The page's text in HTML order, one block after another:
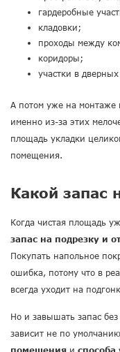
гардеробные
кладовки;
проходы между
коридоры;
участки в
А потом уже на монтаже
именно из-за этих
площадь укладки
помещения.
Какой запас
Когда чистая площадь
запас на подрезку и
Покупать напольное
ошибка, потому что в
всегда уходит на
Но и завышать запас
зависит не по